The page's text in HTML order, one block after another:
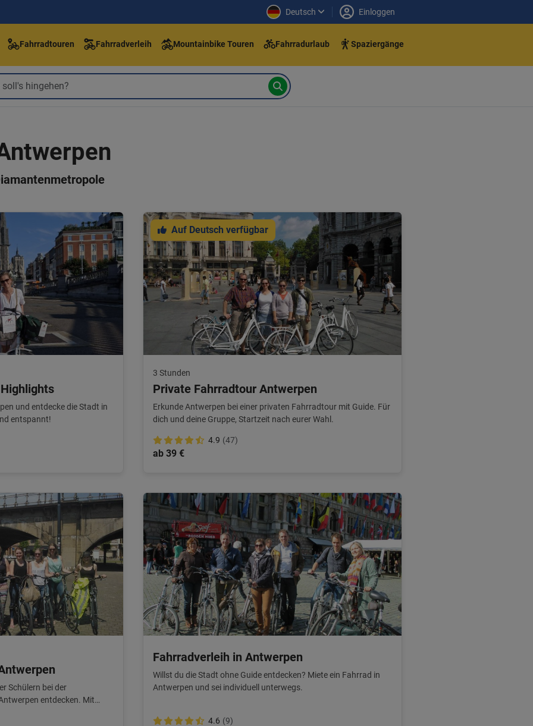
Deutsch Einloggen
Fahrradtouren Fahrradverleih Mountainbike Touren Fahrradurlaub Spaziergänge
und entdecke die Stadt in
entspannt!
Auf Deutsch verfügbar
3 Stunden
Private Fahrradtour Antwerpen
Erkunde Antwerpen bei einer privaten Fahrradtour mit Guide. Für
dich und deine Gruppe, Startzeit nach eurer Wahl.
4.9 (47)
ab 39 €
Schülern bei der
entdecken. Mit
Fahrradverleih in Antwerpen
Willst du die Stadt ohne Guide entdecken? Miete ein Fahrrad in
Antwerpen und sei individuell unterwegs.
4.6 (9)